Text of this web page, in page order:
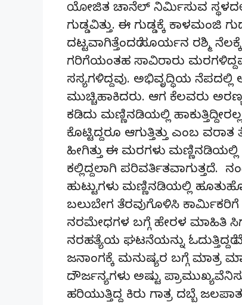
ಯೋಜಿತ ಚಾನೆಲ್ ನಿರ್ಮಿಸುವ
ಗುಡ್ಡವಿತ್ತು. ಈ ಗುಡ್ಡಕ್ಕೆ ಕಾಳಮಂಜಿ
ದಟ್ಟವಾಗಿತ್ತೆಂದರೆ ಸೂರ್ಯನ ರಶ್ಮಿ
ಗರಿಗೆಯಂತಹ ಸಾವಿರಾರು
ಸಸ್ಯಗಳಿದ್ದವು. ಅಭಿವೃದ್ಧಿಯ
ಮುಚ್ಚಿಹಾಕಿದರು. ಆಗ ಕೆಲವರು
ಕಡಿದು ಮಣ್ಣಿನಡಿಯಲ್ಲಿ
ಕೊಟ್ಟಿದ್ದರೂ ಆಗುತ್ತಿತ್ತು ಎಂಬ
ಹೀಗಿತ್ತು ಈ ಮರಗಳು ಮಣ್ಣಿನಡಿಯಲ್ಲಿ
ಕಲ್ಲಿದ್ದಲಾಗಿ ಪರಿವರ್ತಿತವಾಗುತ್ತದೆ.
ಹುಟ್ಟುಗಳು ಮಣ್ಣಿನಡಿಯಲ್ಲಿ
ಬಲುಬೇಗ ತೆರವುಗೊಳಿಸಿ
ನರಮೇಧಗಳ ಬಗ್ಗೆ ಹೇರಳ
ನರಹತ್ಯೆಯ ಘಟನೆಯನ್ನು ಓದುತ್ತಿದ್ದರೆ
ಜನಾಂಗಕ್ಕೆ ಮನುಷ್ಯರ ಬಗ್ಗೆ
ದೌರ್ಜನ್ಯಗಳು ಅಷ್ಟು
ಹರಿಯುತ್ತಿದ್ದ ಕಿರು ಗಾತ್ರ ದಬ್ಬೆ